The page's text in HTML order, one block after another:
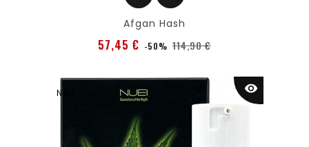
Afgan Hash
57,45 € Verkaufspreis
-50% 114,90 €Preis
Neu visibility